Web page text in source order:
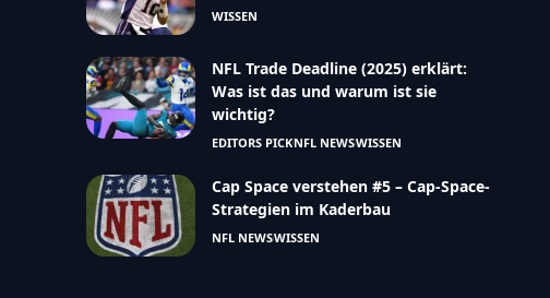
WISSEN
NFL Trade Deadline (2025) erklärt:
Was ist das und warum ist sie
wichtig?
EDITORS PICKNFL NEWSWISSEN
Cap Space verstehen #5 – Cap-Space-
Strategien im Kaderbau
NFL NEWSWISSEN